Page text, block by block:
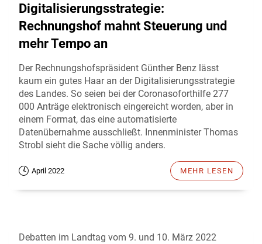
Digitalisierungsstrategie:
Rechnungshof mahnt Steuerung und
mehr Tempo an
Der Rechnungshofspräsident Günther Benz lässt
kaum ein gutes Haar an der Digitalisierungsstrategie
des Landes. So seien bei der Coronasoforthilfe 277
000 Anträge elektronisch eingereicht worden, aber in
einem Format, das eine automatisierte
Datenübernahme ausschließt. Innenminister Thomas
Strobl sieht die Sache völlig anders.
April 2022 MEHR LESEN
Debatten im Landtag vom 9. und 10. März 2022